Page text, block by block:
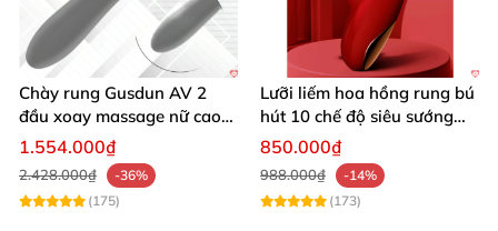
Chày rung Gusdun AV 2
đầu xoay massage nữ cao
cấp bán chạy
1.554.000₫
2.428.000₫
-36%
(175)
Lưỡi liếm hoa hồng rung bú
hút 10 chế độ siêu sướng
kích thích
850.000₫
988.000₫
-14%
(173)